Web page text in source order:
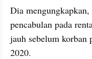
Dia
pencabulan pada
jauh sebelum korban
2020.